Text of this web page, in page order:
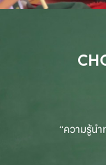
“ความรู้นำ